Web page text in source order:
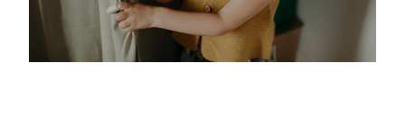
Nullam
quis risus
eget urna